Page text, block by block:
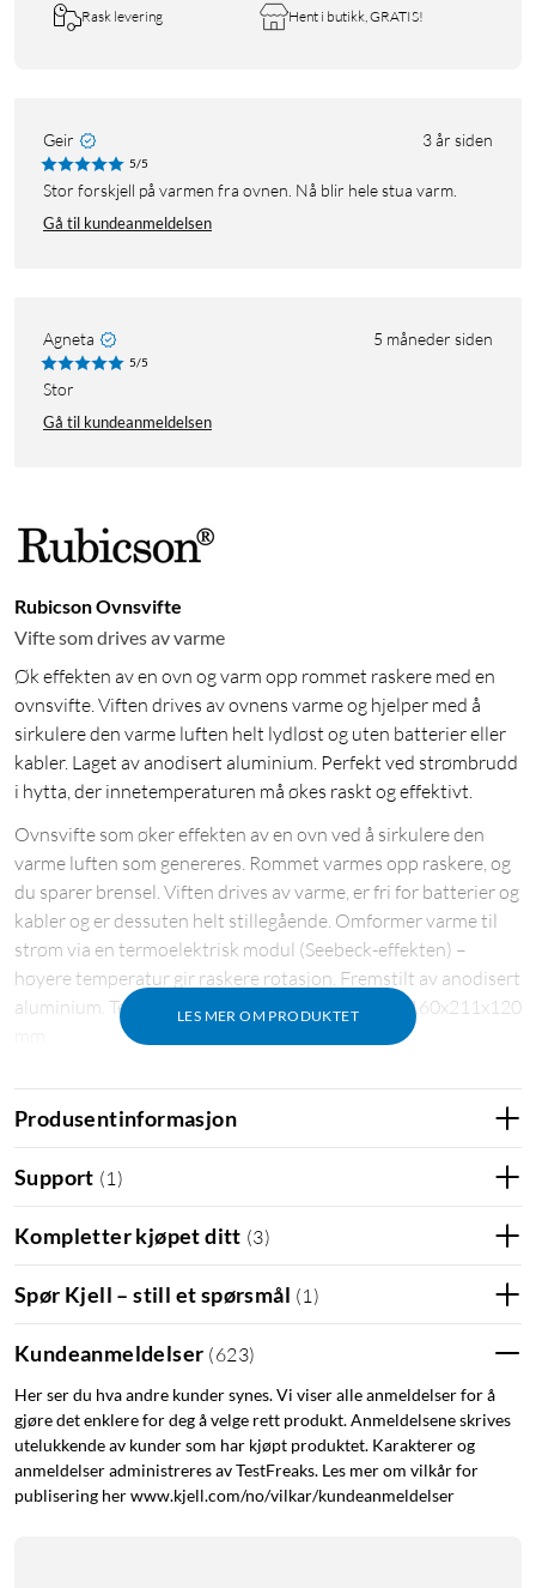
Rask levering Hent i butikk, GRATIS!
Geir 3 år siden
5/5
Stor forskjell på varmen fra ovnen. Nå blir hele stua varm.
Gå til kundeanmeldelsen
Agneta 5 måneder siden
5/5
Stor
Gå til kundeanmeldelsen
Rubicson Ovnsvifte
Vifte som drives av varme
Øk effekten av en ovn og varm opp rommet raskere med en
ovnsvifte. Viften drives av ovnens varme og hjelper med å
sirkulere den varme luften helt lydløst og uten batterier eller
kabler. Laget av anodisert aluminium. Perfekt ved strømbrudd
i hytta, der innetemperaturen må økes raskt og effektivt.
LES MER OM PRODUKTET
Ovnsvifte som øker effekten av en ovn ved å sirkulere den
varme luften som genereres. Rommet varmes opp raskere, og
du sparer brensel. Viften drives av varme, er fri for batterier og
kabler og er dessuten helt stillegående. Omformer varme til
strøm via en termoelektrisk modul (Seebeck-effekten) –
høyere temperatur gir raskere rotasjon. Fremstilt av anodisert
aluminium. Temperaturområde: 60-345 °C. Mål: 160x211x120
Hvordan fungerer det?
Viften genererer sin egen elektrisitet ved hjelp av
temperaturforskjellen. Metallremsen på undersiden av viften
består av bimetall som er laget for å løfte kanten på viften litt
når makstemperaturen nærmer seg.
Plasser viften på en plan overflate på ovnen. Jo varmere basen
er, desto mer luft sirkuleres. Viften er laget for bruk på ovner
°C. Bruk alltid det uttrekkbare håndtaket når du skal flytte
viften. For sikkerhets skyld er det bra å bruke et termometer.
Husk dette
Den termoelektriske modulen som driver viftemotoren,
Produsentinformasjon
Support (1 )
Kompletter kjøpet ditt (3)
Spør Kjell – still et spørsmål (1 )
Kundeanmeldelser (623)
Her ser du hva andre kunder synes. Vi viser alle anmeldelser for å
gjøre det enklere for deg å velge rett produkt. Anmeldelsene skrives
utelukkende av kunder som har kjøpt produktet. Karakterer og
anmeldelser administreres av TestFreaks. Les mer om vilkår for
publisering her www.kjell.com/no/vilkar/kundeanmeldelser